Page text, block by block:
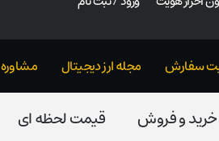
سفارش مجله ارز دیجیتال مشاوره
خرید و فروش قیمت لحظه ای